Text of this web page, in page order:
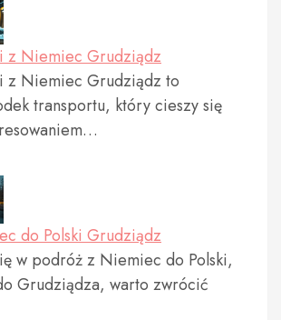
z Niemiec Grudziądz
z Niemiec Grudziądz to
transportu, który cieszy się
do Polski Grudziądz
w podróż z Niemiec do Polski,
Grudziądza, warto zwrócić